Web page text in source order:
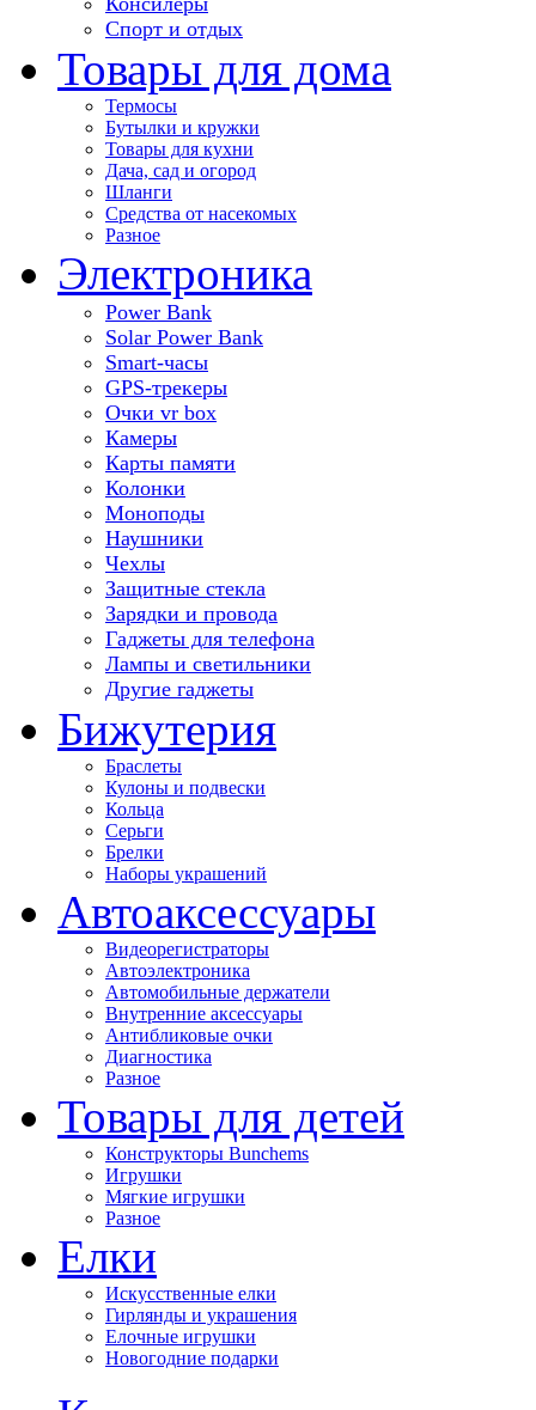
Спорт и отдых
Товары для дома
Термосы
Бутылки и кружки
Товары для кухни
Дача, сад и огород
Шланги
Средства от насекомых
Разное
Электроника
Power Bank
Solar Power Bank
Smart-часы
GPS-трекеры
Очки vr box
Камеры
Карты памяти
Колонки
Моноподы
Наушники
Чехлы
Защитные стекла
Зарядки и провода
Гаджеты для телефона
Лампы и светильники
Другие гаджеты
Бижутерия
Браслеты
Кулоны и подвески
Кольца
Серьги
Брелки
Наборы украшений
Автоаксессуары
Видеорегистраторы
Автоэлектроника
Автомобильные держатели
Внутренние аксессуары
Антибликовые очки
Диагностика
Разное
Товары для детей
Конструкторы Bunchems
Игрушки
Мягкие игрушки
Разное
Елки
Искусственные елки
Гирлянды и украшения
Елочные игрушки
Новогодние подарки